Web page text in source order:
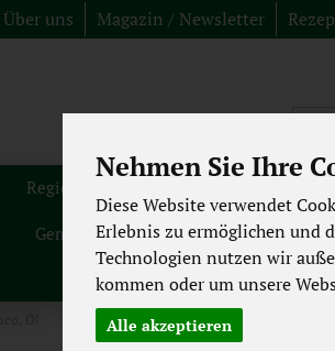
Nehmen Sie Ihre
Diese Website verwendet
Erlebnis zu ermöglichen und
Technologien nutzen wir
kommen oder um unsere
Alle akzeptieren
Über uns Magazin / Newsletter
Regionales
Gemüse Haltbares Gekühltes